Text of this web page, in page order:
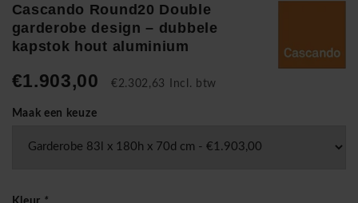
Cascando Round20 Double
garderobe design – dubbele
kapstok hout aluminium
€1.903,00 €2.302,63 Incl. btw
Maak een keuze